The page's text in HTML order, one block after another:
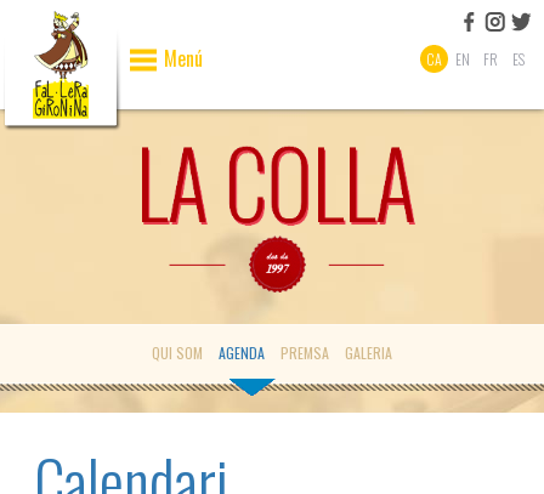
CA EN FR ES
Menú
QUI SOM AGENDA PREMSA GALERIA